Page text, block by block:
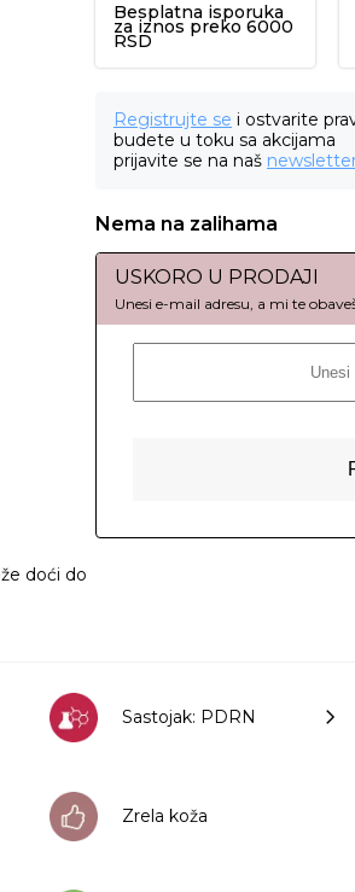
Besplatna isporuka
za iznos preko 6000
RSD
Registrujte se i ostvarite
budete u toku sa akcijama
prijavite se na naš
Nema na zalihama
USKORO U PRODAJI
doći do
Sastojak: PDRN
Zrela koža